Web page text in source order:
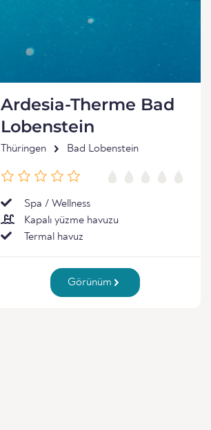
Ardesia-Therme Bad
Lobenstein
Thüringen Bad Lobenstein
Spa / Wellness
Kapalı yüzme havuzu
Termal havuz
Görünüm